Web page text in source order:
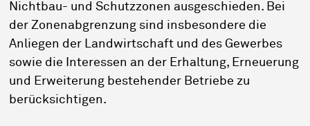
Nichtbau- und Schutzzonen ausgeschieden. Bei
der Zonenabgrenzung sind insbesondere die
Anliegen der Landwirtschaft und des Gewerbes
sowie die Interessen an der Erhaltung, Erneuerung
und Erweiterung bestehender Betriebe zu
berücksichtigen.